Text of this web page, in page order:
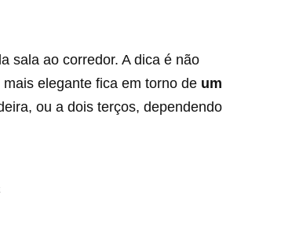
sala ao corredor. A dica é não
mais elegante fica em torno de um
ou a dois terços, dependendo